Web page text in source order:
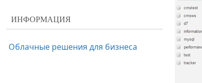
ИНФОРМАЦИЯ
Облачные решения для бизнеса